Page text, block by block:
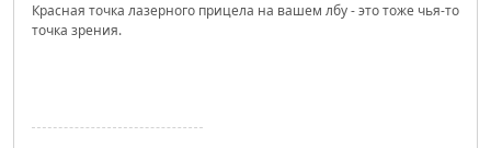
Красная точка лазерного прицела на вашем лбу - это тоже чья-то
точка зрения.